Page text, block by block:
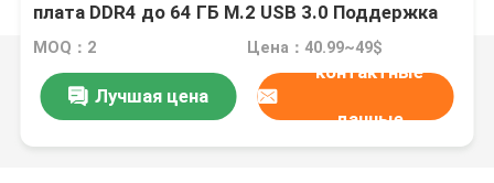
плата DDR4 до 64 ГБ M.2 USB 3.0 Поддержка
8-го 9-го поколения Процессоры OEM оптом
MOQ：2 Цена：40.99~49$
Лучшая цена
контактные
данные